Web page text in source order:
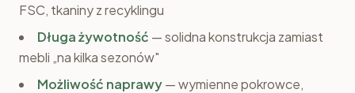
FSC, tkaniny z recyklingu
Długa żywotność — solidna konstrukcja zamiast
mebli „na kilka sezonów"
Możliwość naprawy— wymienne pokrowce,